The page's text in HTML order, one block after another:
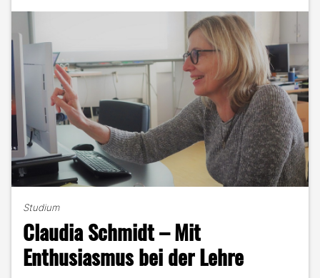
Studium
Claudia Schmidt – Mit
Enthusiasmus bei der Lehre